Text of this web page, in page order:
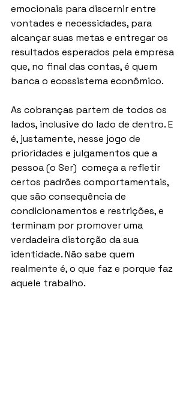
emocionais para discernir entre
vontades e necessidades, para
alcançar suas metas e entregar os
resultados esperados pela empresa
que, no final das contas, é quem
banca o ecossistema econômico.
As cobranças partem de todos os
lados, inclusive do lado de dentro. E
é, justamente, nesse jogo de
prioridades e julgamentos que a
pessoa (o Ser)  começa a refletir
certos padrões comportamentais,
que são consequência de
condicionamentos e restrições, e
terminam por promover uma
verdadeira distorção da sua
identidade. Não sabe quem
realmente é, o que faz e porque faz
aquele trabalho.